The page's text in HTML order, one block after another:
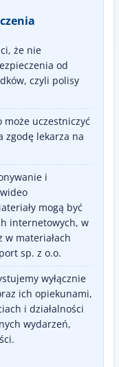
że nie
od
czyli polisy
może uczestniczyć
zgodę lekarza na
i
mogą być
internetowych, w
w materiałach
sp. z o.o.
wyłącznie
ich opiekunami,
i działalności
wydarzeń,